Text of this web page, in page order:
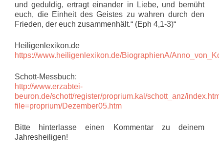
und geduldig, ertragt einander in Liebe, und bemüht
euch, die Einheit des Geistes zu wahren durch den
Frieden, der euch zusammenhält.“ (Eph 4,1-3)“
Heiligenlexikon.de
https://www.heiligenlexikon.de/BiographienA/
Schott-Messbuch:
http://www.erzabtei-
beuron.de/schott/register/proprium.kal/schott_anz/
file=proprium/Dezember05.htm
Bitte hinterlasse einen Kommentar zu deinem
Jahresheiligen!